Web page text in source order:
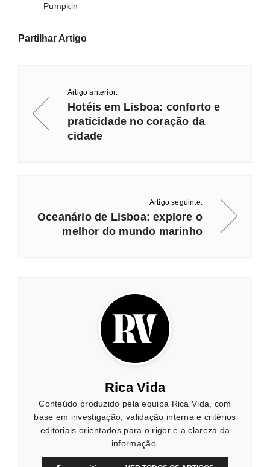
Pumpkin
Partilhar Artigo
Artigo anterior:
Hotéis em Lisboa: conforto e
praticidade no coração da
cidade
Artigo seguinte:
Oceanário de Lisboa: explore o
melhor do mundo marinho
Rica Vida
Conteúdo produzido pela equipa Rica Vida, com
base em investigação, validação interna e critérios
editoriais orientados para o rigor e a clareza da
informação.